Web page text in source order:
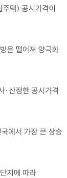
주택) 공시가격이
은 떨어져 양극화
·산정한 공시가격
에서 가장 큰 상승
지에 따라